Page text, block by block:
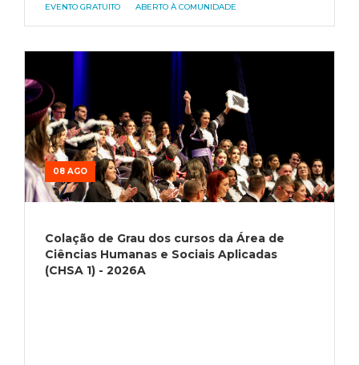
EVENTO GRATUITO ABERTO À COMUNIDADE
08 AGO
Colação de Grau dos cursos da Área de
Ciências Humanas e Sociais Aplicadas
(CHSA 1) - 2026A